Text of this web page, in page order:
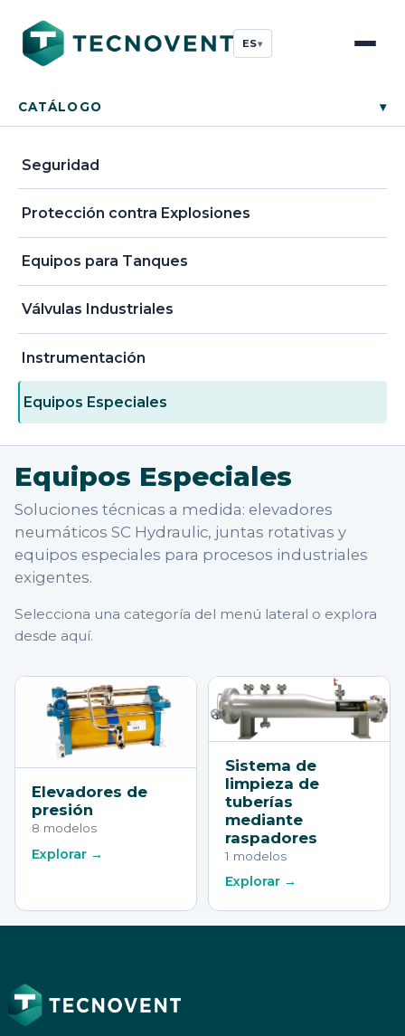
ES▾
CATÁLOGO ▾
Seguridad
Protección contra Explosiones
Equipos para Tanques
Válvulas Industriales
Instrumentación
Equipos Especiales
Equipos Especiales
Soluciones técnicas a medida: elevadores
neumáticos SC Hydraulic, juntas rotativas y
equipos especiales para procesos industriales
exigentes.
Selecciona una categoría del menú lateral o explora
desde aquí.
Elevadores de
presión
8 modelos
Explorar →
Sistema de
limpieza de
tuberías
mediante
raspadores
1 modelos
Explorar →